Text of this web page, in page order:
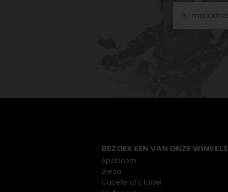
BEZOEK EEN VAN ONZE WINKELS
Apeldoorn
Breda
Capelle a/d IJssel